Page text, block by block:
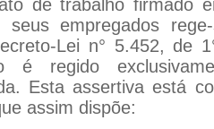
firmado
empregados
Lei n° 5.452, de
é regido
Esta assertiva está
assim dispõe: